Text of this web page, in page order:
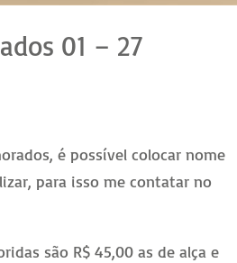
01 – 27
é possível colocar nome
para isso me contatar no
são R$ 45,00 as de alça e